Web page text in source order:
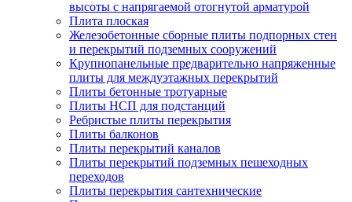
высоты с напрягаемой отогнутой арматурой
Плита плоская
Железобетонные сборные плиты подпорных стен
и перекрытий подземных сооружений
Крупнопанельные предварительно напряженные
плиты для междуэтажных перекрытий
Плиты бетонные тротуарные
Плиты НСП для подстанций
Ребристые плиты перекрытия
Плиты балконов
Плиты перекрытий каналов
Плиты перекрытий подземных пешеходных
переходов
Плиты перекрытия сантехнические